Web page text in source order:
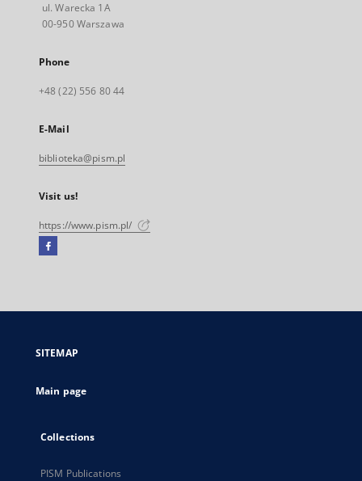
ul. Warecka 1A
00-950 Warszawa
Phone
+48 (22) 556 80 44
E-Mail
biblioteka@pism.pl
Visit us!
https://www.pism.pl/
Facebook
open
new
SITEMAP
Main page
Collections
PISM Publications